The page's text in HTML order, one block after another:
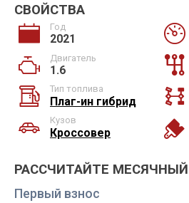
СВОЙСТВА
Год
2021
Двигатель
1.6
Тип топлива
Плаг-ин гибрид
Кузов
Кроссовер
РАССЧИТАЙТЕ
Первый взнос